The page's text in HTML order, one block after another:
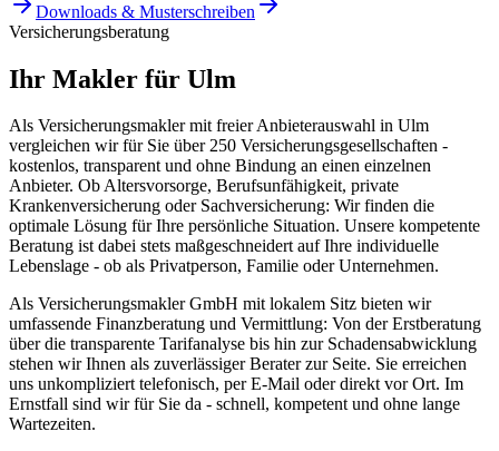
Downloads & Musterschreiben
Versicherungsberatung
Ihr Makler für Ulm
Als Versicherungsmakler mit freier Anbieterauswahl in Ulm
vergleichen wir für Sie über 250 Versicherungsgesellschaften -
kostenlos, transparent und ohne Bindung an einen einzelnen
Anbieter. Ob Altersvorsorge, Berufsunfähigkeit, private
Krankenversicherung oder Sachversicherung: Wir finden die
optimale Lösung für Ihre persönliche Situation. Unsere kompetente
Beratung ist dabei stets maßgeschneidert auf Ihre individuelle
Lebenslage - ob als Privatperson, Familie oder Unternehmen.
Als Versicherungsmakler GmbH mit lokalem Sitz bieten wir
umfassende Finanzberatung und Vermittlung: Von der Erstberatung
über die transparente Tarifanalyse bis hin zur Schadensabwicklung
stehen wir Ihnen als zuverlässiger Berater zur Seite. Sie erreichen
uns unkompliziert telefonisch, per E-Mail oder direkt vor Ort. Im
Ernstfall sind wir für Sie da - schnell, kompetent und ohne lange
Wartezeiten.